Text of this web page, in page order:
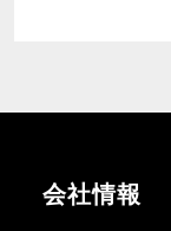
会社情報